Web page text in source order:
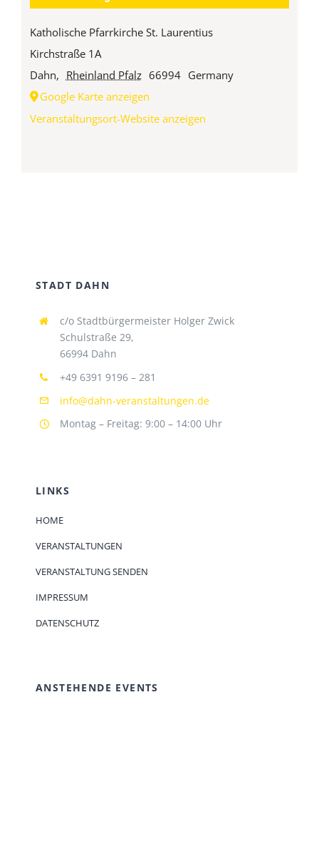
Katholische Pfarrkirche St. Laurentius
Kirchstraße 1A
Dahn, Rheinland Pfalz 66994 Germany
Google Karte anzeigen
Veranstaltungsort-Website anzeigen
STADT DAHN
c/o Stadtbürgermeister Holger Zwick
Schulstraße 29,
66994 Dahn
+49 6391 9196 – 281
info@dahn-veranstaltungen.de
Montag – Freitag: 9:00 – 14:00 Uhr
LINKS
HOME
VERANSTALTUNGEN
VERANSTALTUNG SENDEN
IMPRESSUM
DATENSCHUTZ
ANSTEHENDE EVENTS